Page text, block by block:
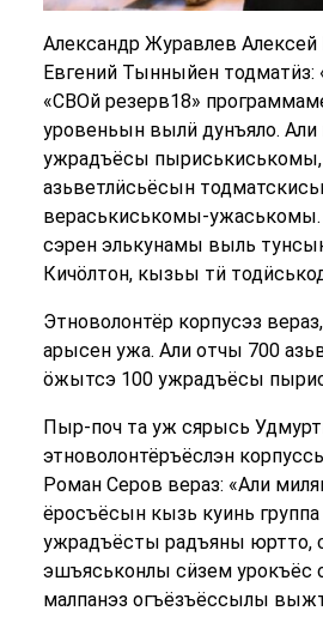
Александр Журавлев Алексей
Евгений Тынныйен тодматӥз:
«СВОй резерв18»
уровеньын вылӥ дунъяло.
ужрадъёсы
азьветлӥсьёсын
вераськиськомы-
сэрен элькунамы выль
Кичӧлтон, кызьы тӥ
Этноволонтёр корпусэз
арысен ужа. Али отчы 700
ӧжытсэ 100 ужрадъёсы
Пыр-поч та уж сярысь
этноволонтёръёслэн
Роман Серов вераз: «Али
ёросъёсын кызь куинь
ужрадъёсты радъяны юртто,
эшъяськонлы сӥзем урокъёс
малпанэз огъёзъёссылы